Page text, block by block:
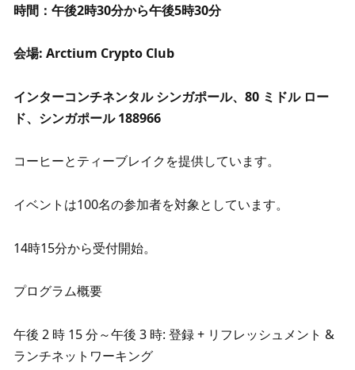
時間：午後2時30分から午後5時30分
会場: Arctium Crypto Club
インターコンチネンタル シンガポール、80 ミドル ロー
ド、シンガポール 188966
コーヒーとティーブレイクを提供しています。
イベントは100名の参加者を対象としています。
14時15分から受付開始。
プログラム概要
午後 2 時 15 分～午後 3 時: 登録 + リフレッシュメント &
ランチネットワーキング